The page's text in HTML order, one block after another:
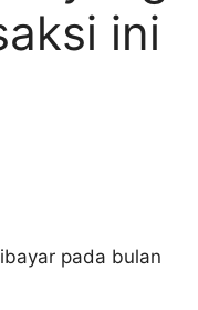
ini
pada bulan